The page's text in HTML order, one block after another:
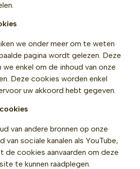
we onder meer om te weten
pagina wordt gelezen. Deze
enkel om de inhoud van onze
Deze cookies worden enkel
uw akkoord hebt gegeven.
van andere bronnen op onze
sociale kanalen als YouTube,
de cookies aanvaarden om deze
te kunnen raadplegen.